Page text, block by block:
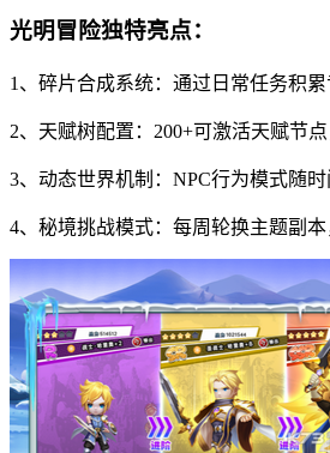
光明冒险独特亮点：
1、碎片合成系统：通过日常任务积
2、天赋树配置：200+可激活天赋节
3、动态世界机制：NPC行为模式随
4、秘境挑战模式：每周轮换主题副